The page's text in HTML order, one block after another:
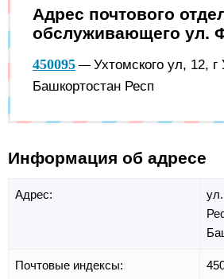
Адрес почтового
обслуживающего ул.
450095 — Ухтомского ул, 12,
Башкортостан Респ
Информация об адресе
Адрес:
Почтовые индексы: